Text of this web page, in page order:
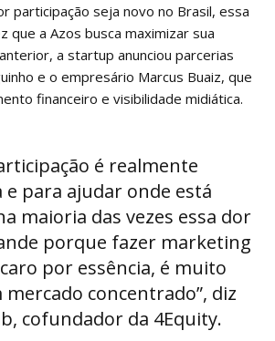
participação seja novo no Brasil, essa
que a Azos busca maximizar sua
a startup anunciou parcerias
e o empresário Marcus Buaiz, que
financeiro e visibilidade midiática.
é realmente
para ajudar onde está
maioria das vezes essa dor
porque fazer marketing
por essência, é muito
concentrado”, diz
cofundador da 4Equity.